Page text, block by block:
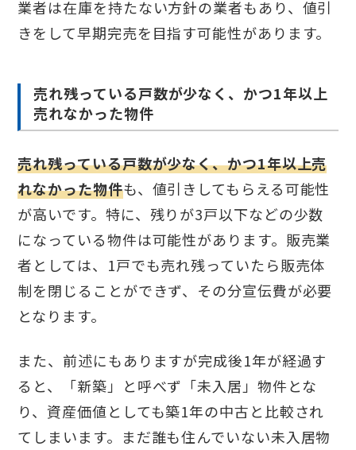
業者は在庫を持たない方針の業者もあり、値引
きをして早期完売を目指す可能性があります。
売れ残っている戸数が少なく、かつ1年以上
売れなかった物件
売れ残っている戸数が少なく、かつ1年以上売
れなかった物件も、値引きしてもらえる可能性
が高いです。特に、残りが3戸以下などの少数
になっている物件は可能性があります。販売業
者としては、1戸でも売れ残っていたら販売体
制を閉じることができず、その分宣伝費が必要
となります。
また、前述にもありますが完成後1年が経過す
ると、「新築」と呼べず「未入居」物件とな
り、資産価値としても築1年の中古と比較され
てしまいます。まだ誰も住んでいない未入居物